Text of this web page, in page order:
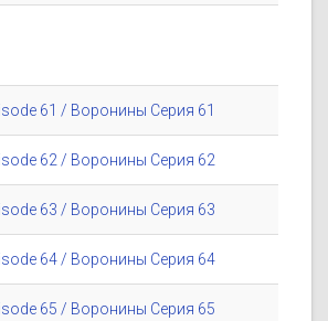
61 / Воронины Серия 61
62 / Воронины Серия 62
63 / Воронины Серия 63
64 / Воронины Серия 64
65 / Воронины Серия 65